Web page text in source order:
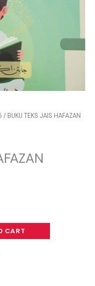
/ BUKU TEKS JAIS HAFAZAN
CART